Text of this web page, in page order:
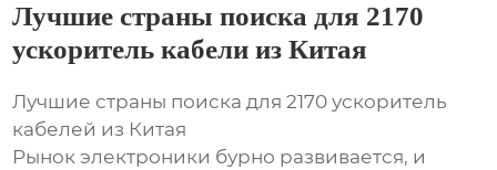
Лучшие страны поиска для 2170
ускоритель кабели из Китая
Лучшие страны поиска для 2170 ускоритель
кабелей из Китая
Рынок электроники бурно развивается, и